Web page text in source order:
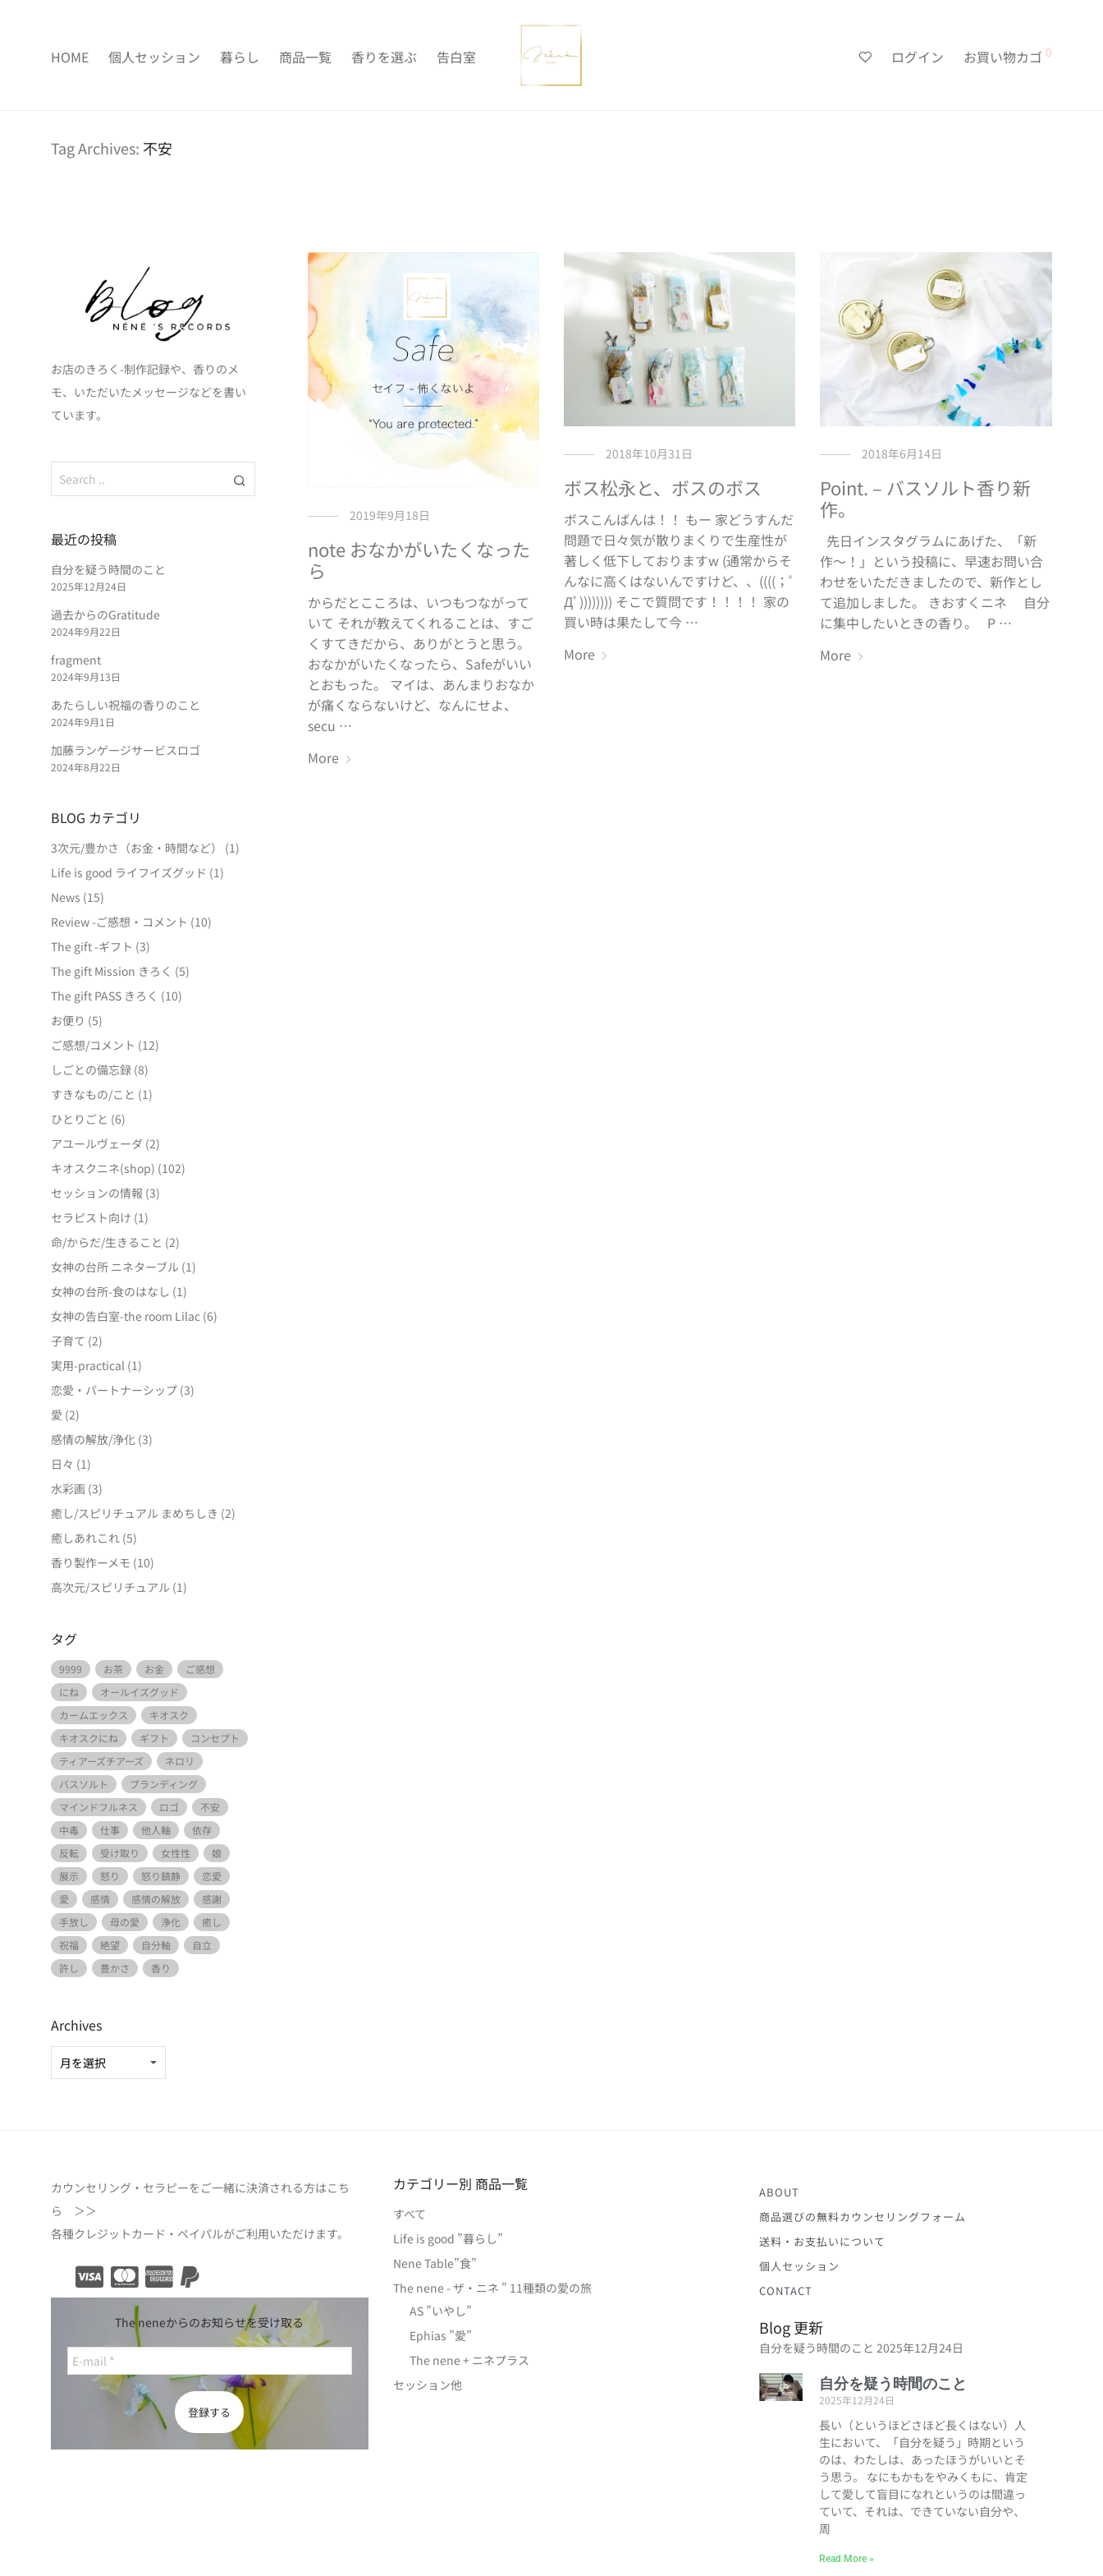
HOME 個人セッション 暮らし 商品一覧 香りを選ぶ 告白室 ログイン お買い物カゴ 0
Tag Archives: 不安
2019年9月18日
note おなかがいたくなった
ら
からだとこころは、いつもつながって
いて それが教えてくれることは、すご
くすてきだから、ありがとうと思う。
おなかがいたくなったら、Safeがいい
とおもった。 マイは、あんまりおなか
が痛くならないけど、なんにせよ、
secu …
More
2018年10月31日
ボス松永と、ボスのボス
ボスこんばんは！！ もー 家どうすんだ
問題で日々気が散りまくりで生産性が
著しく低下しておりますw (通常からそ
んなに高くはないんですけど、、((((；ﾟ
Дﾟ)))))))) そこで質問です！！！！ 家の
買い時は果たして今 …
More
2018年6月14日
Point. – バスソルト香り新
作。
先日インスタグラムにあげた、「新
作〜！」という投稿に、早速お問い合
わせをいただきましたので、新作とし
て追加しました。 きおすくニネ 自分
に集中したいときの香り。 P …
More
お店のきろく-制作記録や、香りのメ
モ、いただいたメッセージなどを書い
ています。
最近の投稿
自分を疑う時間のこと
2025年12月24日
過去からのGratitude
2024年9月22日
fragment
2024年9月13日
あたらしい祝福の香りのこと
2024年9月1日
加藤ランゲージサービスロゴ
2024年8月22日
BLOG カテゴリ
3次元/豊かさ（お金・時間など）
(1)
Life is good ライフイズグッド (1)
News (15)
Review -ご感想・コメント (10)
The gift -ギフト (3)
The gift Mission きろく (5)
The gift PASS きろく (10)
お便り (5)
ご感想/コメント (12)
しごとの備忘録 (8)
すきなもの/こと (1)
ひとりごと (6)
アユールヴェーダ (2)
キオスクニネ(shop) (102)
セッションの情報 (3)
セラピスト向け (1)
命/からだ/生きること (2)
女神の台所 ニネターブル (1)
女神の台所-食のはなし (1)
女神の告白室-the room Lilac (6)
子育て (2)
実用-practical (1)
恋愛・パートナーシップ (3)
愛 (2)
感情の解放/浄化 (3)
日々 (1)
水彩画 (3)
癒し/スピリチュアル まめちしき (2)
癒しあれこれ (5)
香り製作ーメモ (10)
高次元/スピリチュアル (1)
タグ
9999 お茶 お金
ご感想
にね
オールイズグッド
カームエックス
キオスク
キオスクにね
ギフト
コンセプト
ティアーズチアーズ
ネロリ
バスソルト
ブランディング
マインドフルネス
ロゴ
不安
中毒
仕事 他人軸
依存
反転
受け取り 女性性
娘
展示
怒り 怒り鎮静
恋愛
愛
感情 感情の解放
感謝
手放し
母の愛 浄化
癒し
祝福
絶望 自分軸
自立
許し
豊かさ 香り
Archives
カウンセリング・セラピーをご一緒に決済される方はこち
ら ＞＞
各種クレジットカード・ペイパルがご利用いただけます。
The neneからのお知らせを受け取る
カテゴリー別 商品一覧
すべて
Life is good ”暮らし”
Nene Table”食”
The nene - ザ・ニネ " 11種類の愛の旅
AS ”いやし”
Ephias ”愛”
The nene + ニネプラス
セッション他
ABOUT
商品選びの無料カウンセリングフォーム
送料・お支払いについて
個人セッション
CONTACT
Blog 更新
自分を疑う時間のこと 2025年12月24日
自分を疑う時間のこと
2025年12月24日
長い（というほどさほど長くはない）人
生において、「自分を疑う」時期という
のは、わたしは、あったほうがいいとそ
う思う。 なにもかもをやみくもに、肯定
して愛して盲目になれというのは間違っ
ていて、それは、できていない自分や、
周
Read More »